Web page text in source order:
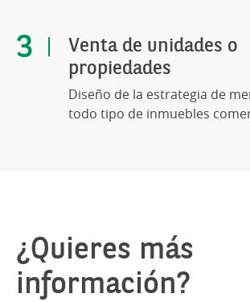
Venta de unidades o
propiedades
Diseño de la estrategia de
todo tipo de inmuebles
¿Quieres más
información?